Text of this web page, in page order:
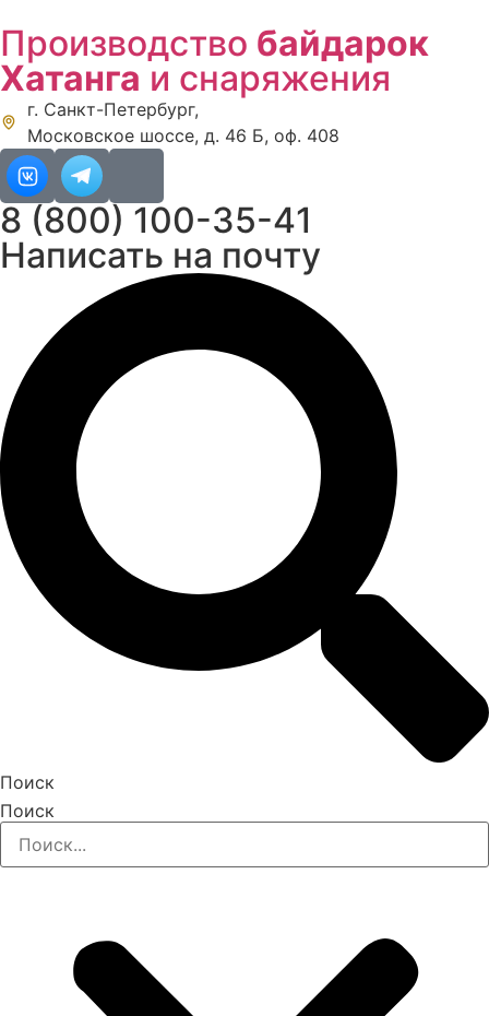
к
содержимому
Производство байдарок
Хатанга и снаряжения
г. Санкт-Петербург,
Московское шоссе, д. 46 Б, оф. 408
8 (800) 100-35-41
Написать на почту
Поиск
Поиск